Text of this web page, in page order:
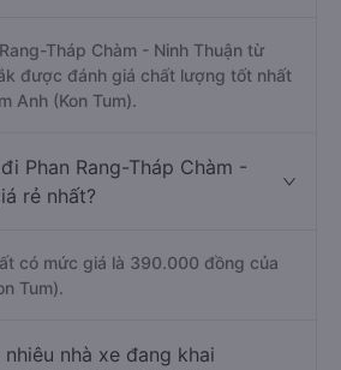
Tháp Chàm - Ninh Thuận từ
được đánh giá chất lượng tốt nhất
Anh (Kon Tum).
Phan Rang-Tháp Chàm -
rẻ nhất?
có mức giá là 390.000 đồng của
Tum).
nhà xe đang khai